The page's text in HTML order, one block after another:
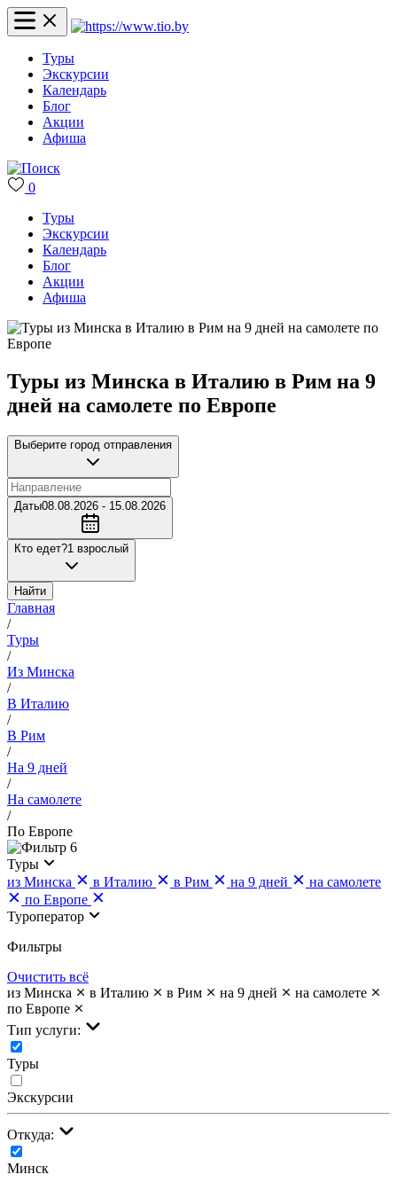
Туры
Экскурсии
Календарь
Блог
Акции
Афиша
0
Туры
Экскурсии
Календарь
Блог
Акции
Афиша
Туры из Минска в Италию в Рим на 9
дней на самолете по Европе
Выберите город отправления
Даты08.08.2026 - 15.08.2026
Кто едет?1 взрослый
Найти
Главная
/
Туры
/
Из Минска
/
В Италию
/
В Рим
/
На 9 дней
/
На самолете
/
По Европе
6
Туры
из Минска
в Италию в Рим на 9 дней
на самолете
по Европе
Туроператор
Фильтры
Очистить всё
из Минска
в Италию в Рим на 9 дней
на самолете
по Европе
Тип услуги:
Туры
Экскурсии
Откуда:
Минск